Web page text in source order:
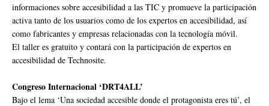
informaciones sobre accesibilidad a las TIC y promueve la participación
activa tanto de los usuarios como de los expertos en accesibilidad, así
como fabricantes y empresas relacionadas con la tecnología móvil.
El taller es gratuito y contará con la participación de expertos en
accesibilidad de Technosite.
Congreso Internacional ‘DRT4ALL’
Bajo el lema ‘Una sociedad accesible donde el protagonista eres tú’, el